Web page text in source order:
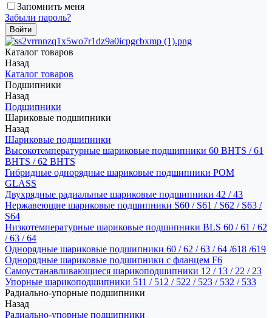
Запомнить меня
Забыли пароль?
Каталог товаров
Назад
Каталог товаров
Подшипники
Назад
Подшипники
Шариковые подшипники
Назад
Шариковые подшипники
Высокотемпературные шариковые подшипники 60 BHTS / 61
BHTS / 62 BHTS
Гибридные однорядные шариковые подшипники POM
GLASS
Двухрядные радиальные шариковые подшипники 42 / 43
Нержавеющие шариковые подшипники S60 / S61 / S62 / S63 /
S64
Низкотемпературные шариковые подшипники BLS 60 / 61 / 62
/ 63 / 64
Однорядные шариковые подшипники 60 / 62 / 63 / 64 /618 /619
Однорядные шариковые подшипники с фланцем F6
Самоустанавливающиеся шарикоподшипники 12 / 13 / 22 / 23
Упорные шарикоподшипники 511 / 512 / 522 / 523 / 532 / 533
Радиально-упорные подшипники
Назад
Радиально-упорные подшипники